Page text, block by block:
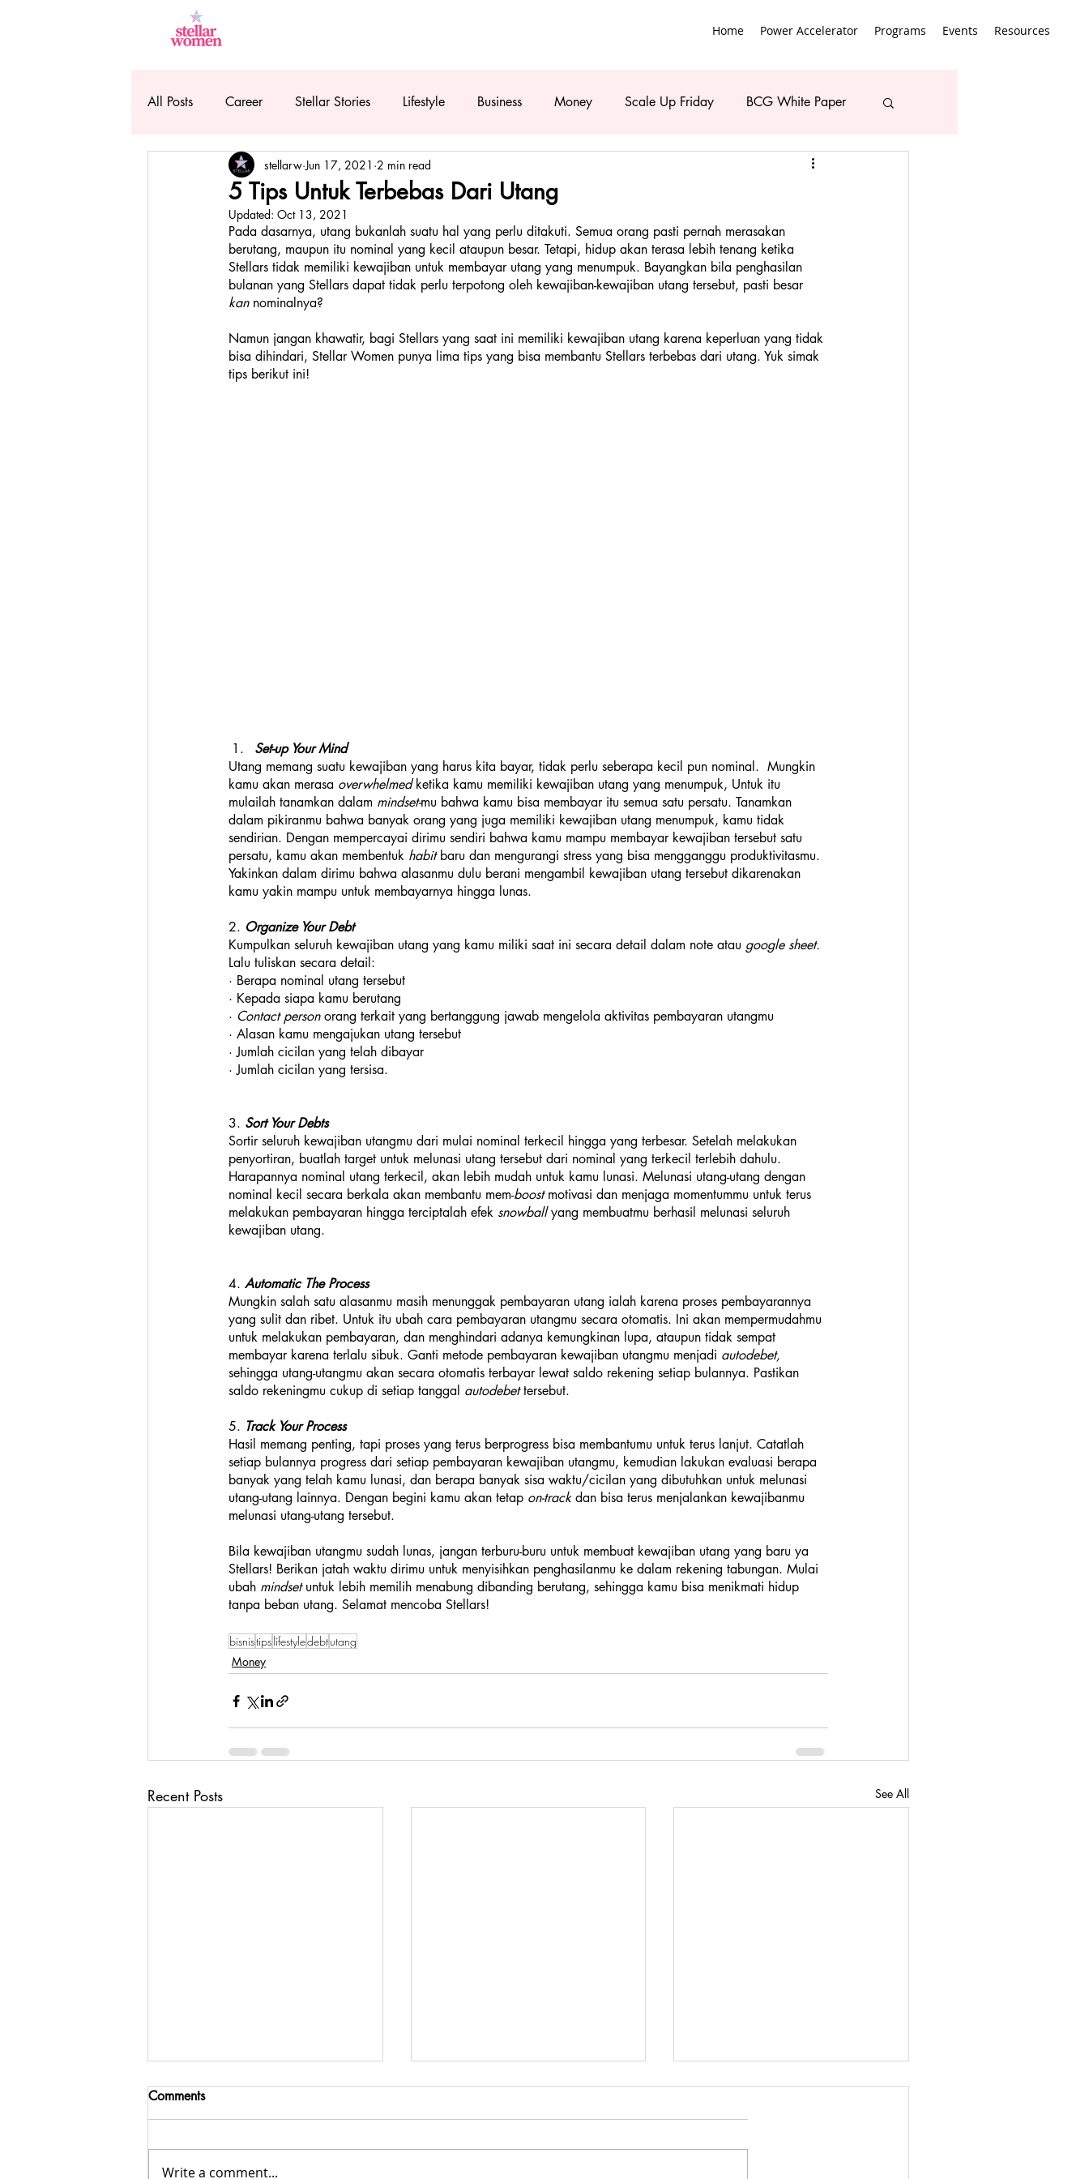
Home Power Accelerator Programs Events Resources
All Posts Career Stellar Stories Lifestyle Business Money Scale Up Friday BCG White Paper
5 Tips Untuk Terbebas Dari Utang
stellarw Jun 17, 2021 2 min read
Updated: Oct 13, 2021
Pada dasarnya, utang bukanlah suatu hal yang perlu ditakuti. Semua orang pasti pernah merasakan
berutang, maupun itu nominal yang kecil ataupun besar. Tetapi, hidup akan terasa lebih tenang ketika
Stellars tidak memiliki kewajiban untuk membayar utang yang menumpuk. Bayangkan bila penghasilan
bulanan yang Stellars dapat tidak perlu terpotong oleh kewajiban-kewajiban utang tersebut, pasti besar
kan nominalnya?
Namun jangan khawatir, bagi Stellars yang saat ini memiliki kewajiban utang karena keperluan yang tidak
bisa dihindari, Stellar Women punya lima tips yang bisa membantu Stellars terbebas dari utang. Yuk simak
tips berikut ini!
Set-up Your Mind
Utang memang suatu kewajiban yang harus kita bayar, tidak perlu seberapa kecil pun nominal.  Mungkin
kamu akan merasa overwhelmed ketika kamu memiliki kewajiban utang yang menumpuk, Untuk itu
mulailah tanamkan dalam mindset-mu bahwa kamu bisa membayar itu semua satu persatu. Tanamkan
dalam pikiranmu bahwa banyak orang yang juga memiliki kewajiban utang menumpuk, kamu tidak
sendirian. Dengan mempercayai dirimu sendiri bahwa kamu mampu membayar kewajiban tersebut satu
persatu, kamu akan membentuk habit baru dan mengurangi stress yang bisa mengganggu produktivitasmu.
Yakinkan dalam dirimu bahwa alasanmu dulu berani mengambil kewajiban utang tersebut dikarenakan
kamu yakin mampu untuk membayarnya hingga lunas.
2. Organize Your Debt
Kumpulkan seluruh kewajiban utang yang kamu miliki saat ini secara detail dalam note atau google sheet.
Lalu tuliskan secara detail:
· Berapa nominal utang tersebut
· Kepada siapa kamu berutang
· Contact person orang terkait yang bertanggung jawab mengelola aktivitas pembayaran utangmu
· Alasan kamu mengajukan utang tersebut
· Jumlah cicilan yang telah dibayar
· Jumlah cicilan yang tersisa.
3. Sort Your Debts
Sortir seluruh kewajiban utangmu dari mulai nominal terkecil hingga yang terbesar. Setelah melakukan
penyortiran, buatlah target untuk melunasi utang tersebut dari nominal yang terkecil terlebih dahulu.
Harapannya nominal utang terkecil, akan lebih mudah untuk kamu lunasi. Melunasi utang-utang dengan
nominal kecil secara berkala akan membantu mem-boost motivasi dan menjaga momentummu untuk terus
melakukan pembayaran hingga terciptalah efek snowball yang membuatmu berhasil melunasi seluruh
kewajiban utang.
4. Automatic The Process
Mungkin salah satu alasanmu masih menunggak pembayaran utang ialah karena proses pembayarannya
yang sulit dan ribet. Untuk itu ubah cara pembayaran utangmu secara otomatis. Ini akan mempermudahmu
untuk melakukan pembayaran, dan menghindari adanya kemungkinan lupa, ataupun tidak sempat
membayar karena terlalu sibuk. Ganti metode pembayaran kewajiban utangmu menjadi autodebet,
sehingga utang-utangmu akan secara otomatis terbayar lewat saldo rekening setiap bulannya. Pastikan
saldo rekeningmu cukup di setiap tanggal autodebet tersebut.
5. Track Your Process
Hasil memang penting, tapi proses yang terus berprogress bisa membantumu untuk terus lanjut. Catatlah
setiap bulannya progress dari setiap pembayaran kewajiban utangmu, kemudian lakukan evaluasi berapa
banyak yang telah kamu lunasi, dan berapa banyak sisa waktu/cicilan yang dibutuhkan untuk melunasi
utang-utang lainnya. Dengan begini kamu akan tetap on-track dan bisa terus menjalankan kewajibanmu
melunasi utang-utang tersebut.
Bila kewajiban utangmu sudah lunas, jangan terburu-buru untuk membuat kewajiban utang yang baru ya
Stellars! Berikan jatah waktu dirimu untuk menyisihkan penghasilanmu ke dalam rekening tabungan. Mulai
ubah mindset untuk lebih memilih menabung dibanding berutang, sehingga kamu bisa menikmati hidup
tanpa beban utang. Selamat mencoba Stellars!
bisnistips lifestyledebtutang
Money
Recent Posts See All
Comments
Write a comment...